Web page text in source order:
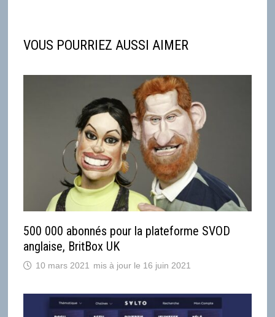
VOUS POURRIEZ AUSSI AIMER
500 000 abonnés pour la plateforme SVOD
anglaise, BritBox UK
10 mars 2021 16 juin 2021